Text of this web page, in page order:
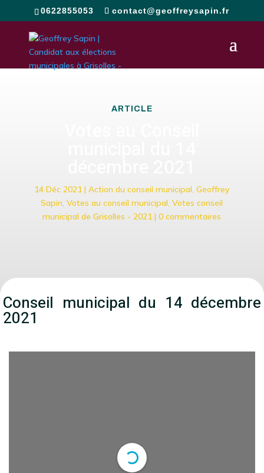
0622855053 contact@geoffreysapin.fr
ARTICLE
14 Déc 2021 |Action du conseil municipal,Geoffrey
Sapin,Votes au conseil municipal,Votes conseil
municipal de Grisolles - 2021 |0 commentaires
Conseil municipal du 14 décembre
2021